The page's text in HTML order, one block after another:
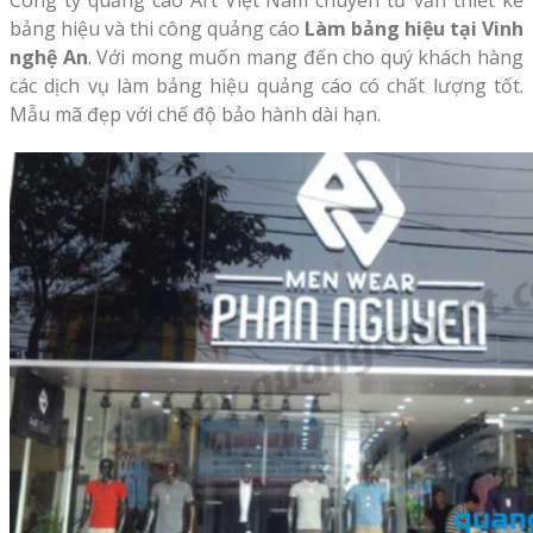
bảng hiệu và thi công quảng cáo Làm bảng hiệu tại Vinh
nghệ An. Với mong muốn mang đến cho quý khách hàng
các dịch vụ làm bảng hiệu quảng cáo có chất lượng tốt.
Mẫu mã đẹp với chế độ bảo hành dài hạn.